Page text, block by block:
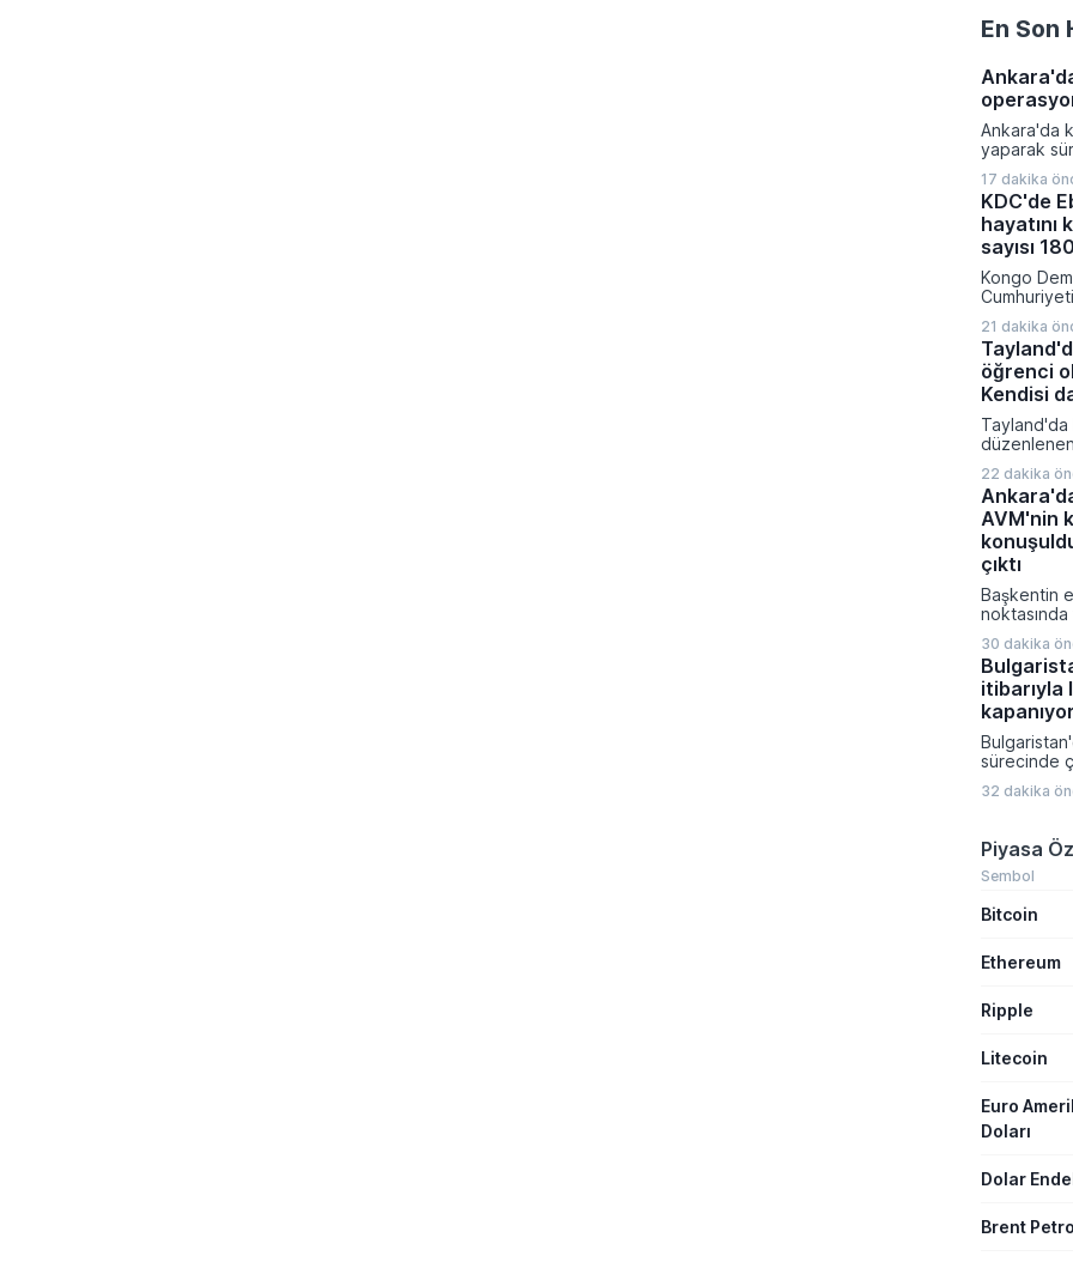
En Son
Ankara'da
yaparak
yönelik
güçlerinin
yakalanan
edildikleri
hapsi
17 dakika
KDC'de
hayatını
sayısı
Kongo
973
nedeniyle
sayısı 1801
otoriteleri
eyalete
bölgedeki
takip
veriler
21 dakika
öğrenci
Kendisi
düzenlenen
Bangkok
meydana
dahil 7 kişi
22 dakika
AVM'nin
çıktı
Başkentin
dış
sökülmesi
çalışmaları
30 dakika
itibarıyla
kapanıyor
sürecinde
piyasada
euro
Ağustos
itibaren
olacak.
32 dakika
Piyasa
Sembol
Bitcoin
Ethereum
Ripple
Litecoin
Euro
Doları
Dolar
Brent